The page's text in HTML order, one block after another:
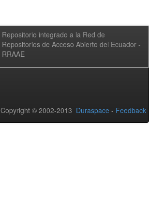
Repositorio integrado a la Red de
Repositorios de Acceso Abierto del Ecuador -
RRAAE
Copyright © 2002-2013 Duraspace - Feedback